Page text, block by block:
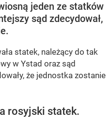
jeden ze statków
sąd zdecydował,
statek, należący do tak
w Ystad oraz sąd
że jednostka zostanie
rosyjski statek.